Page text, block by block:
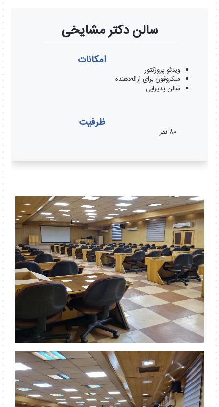
سالن دکتر مشایخی
امکانات
ویدئو پروژکتور
میکروفون برای ارائه‌دهنده
سالن پذیرایی
ظرفیت
80 نفر